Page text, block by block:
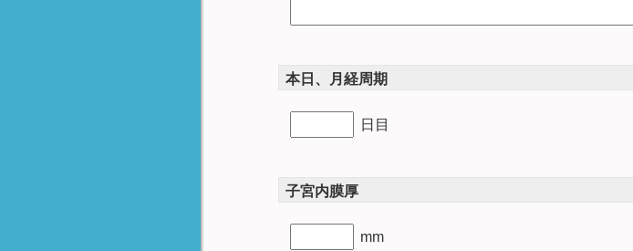
本日、月経周期
日目
子宮内膜厚
mm